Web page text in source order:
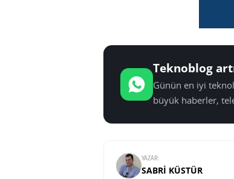
Teknoblog
Günün en iyi
büyük haberler,
YAZAR:
SABRI KÜSTÜR